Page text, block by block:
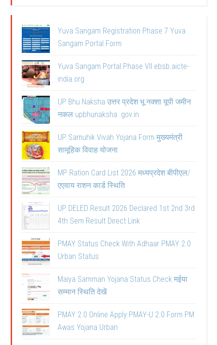
Yuva Sangam Registration Phase 7 Yuva
Sangam Portal Form
Yuva Sangam Portal Phase VII ebsb.aicte-
india.org
UP Bhu Naksha उत्तर प्रदेश भू नक्शा यूपी जमीन
नकल upbhunaksha .gov.in
UP Samuhik Vivah Yojana Form मुख्यमंत्री
सामूहिक विवाह योजना
MP Ration Card List 2026 मध्यप्रदेश बीपीएल/
एएवाय राशन कार्ड स्थिति
UP DELED Result 2026 Declared 1st 2nd 3rd
4th Sem Result Direct Link
PMAY Status Check With Adhaar PMAY 2.0
Urban Status
Maiya Samman Yojana Status Check मईया
सम्मान स्थिति देखें
PMAY 2.0 Online Apply PMAY-U 2.0 Form PM
Awas Yojana Urban